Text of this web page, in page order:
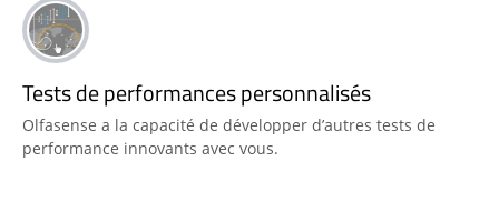
Tests de performances personnalisés
Olfasense a la capacité de développer d’autres tests de
performance innovants avec vous.